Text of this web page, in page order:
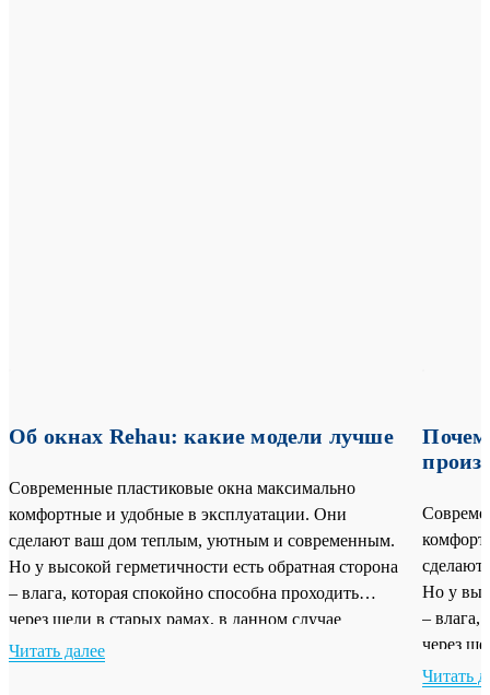
Об окнах Rehau: какие модели лучше
Современные пластиковые окна максимально
комфортные и удобные в эксплуатации. Они
сделают ваш дом теплым, уютным и современным.
Но у высокой герметичности есть обратная сторона
– влага, которая спокойно способна проходить
через щели в старых рамах, в данном случае
оседает на стеклах с образованием конденсата.
Читать далее
Но у
– влага,
через
оседает
Читать